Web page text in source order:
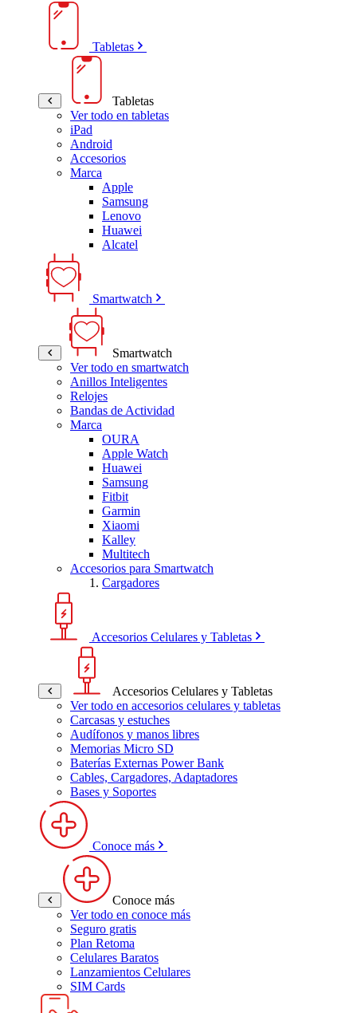
Tabletas
Tabletas
Ver todo en tabletas
iPad
Android
Accesorios
Marca
Apple
Samsung
Lenovo
Huawei
Alcatel
Smartwatch
Smartwatch
Ver todo en smartwatch
Anillos Inteligentes
Relojes
Bandas de Actividad
Marca
OURA
Apple Watch
Huawei
Samsung
Fitbit
Garmin
Xiaomi
Kalley
Multitech
Accesorios para Smartwatch
Cargadores
Accesorios Celulares y Tabletas
Accesorios Celulares y Tabletas
Ver todo en accesorios celulares y tabletas
Carcasas y estuches
Audífonos y manos libres
Memorias Micro SD
Baterías Externas Power Bank
Cables, Cargadores, Adaptadores
Bases y Soportes
Conoce más
Conoce más
Ver todo en conoce más
Seguro gratis
Plan Retoma
Celulares Baratos
Lanzamientos Celulares
SIM Cards